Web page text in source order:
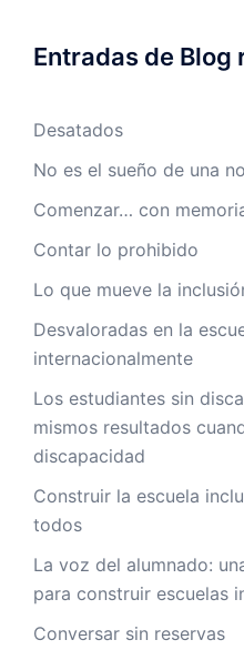
Entradas de Blog
Desatados
No es el sueño de una
Comenzar… con
Contar lo prohibido
Lo que mueve la
Desvaloradas en la
internacionalmente
Los estudiantes sin
mismos resultados
discapacidad
Construir la escuela
todos
La voz del alumnado:
para construir escuelas
Conversar sin reservas